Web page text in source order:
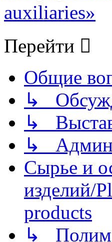
auxiliaries»
Перейти
Общие
↳
↳
↳
Сырье и
изделий/
products
↳